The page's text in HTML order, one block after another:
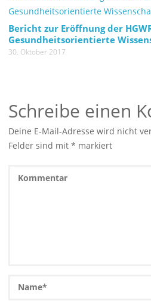
Bericht zur Eröffnung der
Gesundheitsorientierte
30. Oktober 2017
Schreibe einen
Deine E-Mail-Adresse wird nicht
Felder sind mit * markiert